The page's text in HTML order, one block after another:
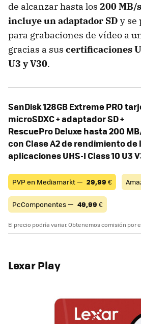
de alcanzar hasta los 200 MB/s
incluye un adaptador SD y se
para grabaciones de vídeo a
gracias a sus certificaciones
U3 y V30.
SanDisk 128GB Extreme PRO
microSDXC + adaptador SD +
RescuePro Deluxe hasta 200
con Clase A2 de rendimiento de
aplicaciones UHS-I Class 10 U3
PVP en Mediamarkt — 29,99 €
PcComponentes — 49,99 €
El precio podría variar. Obtenemos comisión por
Lexar Play